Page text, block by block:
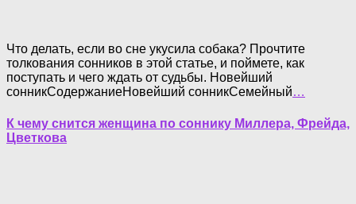
Что делать, если во сне укусила собака? Прочтите
толкования сонников в этой статье, и поймете, как
поступать и чего ждать от судьбы. Новейший
сонникСодержаниеНовейший сонникСемейный…
К чему снится женщина по соннику Миллера, Фрейда,
Цветкова